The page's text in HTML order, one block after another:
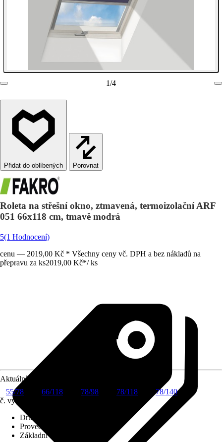
1/4
Porovnat
Roleta na střešní okno, ztmavená, termoizolační ARF
051 66x118 cm, tmavě modrá
5(1 Hodnocení)
cenu — 2019,00 Kč * Všechny ceny vč. DPH a bez nákladů na
přepravu za ks2019,00 Kč*/ ks
Aktuální velikost okna
55/78
66/118 78/98 78/118
78/140
č. výrobku
Druh výrobku
Provedení
Základní barva